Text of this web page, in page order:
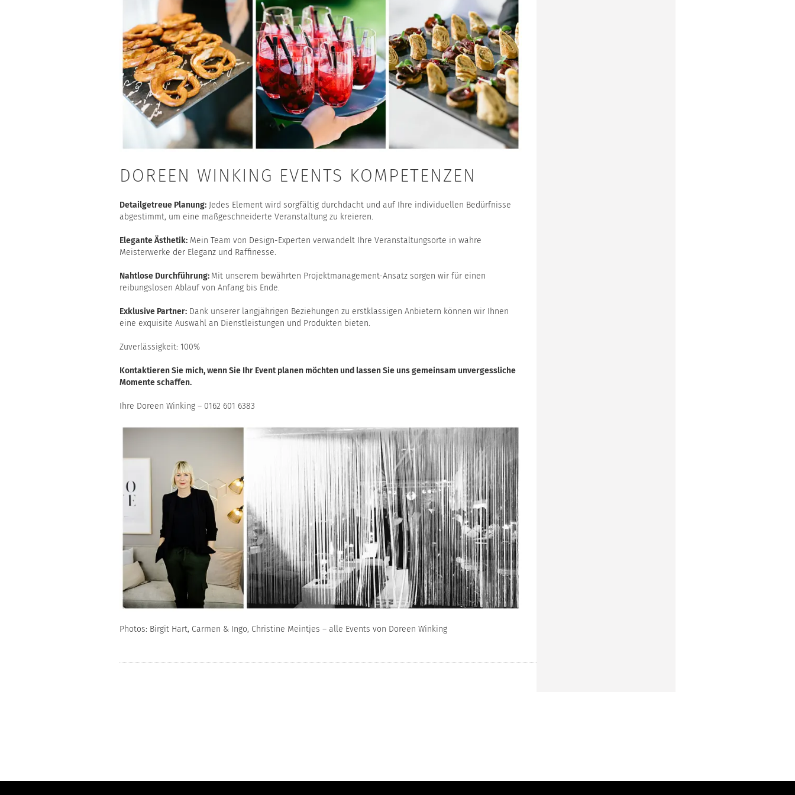
DOREEN WINKING EVENTS KOMPETENZEN
Detailgetreue Planung: Jedes Element wird sorgfältig durchdacht und auf Ihre individuellen Bedürfnisse
abgestimmt, um eine maßgeschneiderte Veranstaltung zu kreieren.
Elegante Ästhetik: Mein Team von Design-Experten verwandelt Ihre Veranstaltungsorte in wahre
Meisterwerke der Eleganz und Raffinesse.
Nahtlose Durchführung: Mit unserem bewährten Projektmanagement-Ansatz sorgen wir für einen
reibungslosen Ablauf von Anfang bis Ende.
Exklusive Partner: Dank unserer langjährigen Beziehungen zu erstklassigen Anbietern können wir Ihnen
eine exquisite Auswahl an Dienstleistungen und Produkten bieten.
Zuverlässigkeit: 100%
Kontaktieren Sie mich, wenn Sie Ihr Event planen möchten und lassen Sie uns gemeinsam unvergessliche
Momente schaffen.
Ihre Doreen Winking – 0162 601 6383
Photos: Birgit Hart, Carmen & Ingo, Christine Meintjes – alle Events von Doreen Winking